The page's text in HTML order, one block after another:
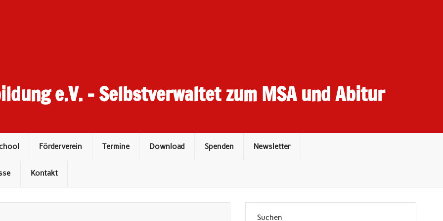
e.V. – Selbstverwaltet zum MSA und Abitur
Förderverein Termine Download Spenden Newsletter
Kontakt
Suchen